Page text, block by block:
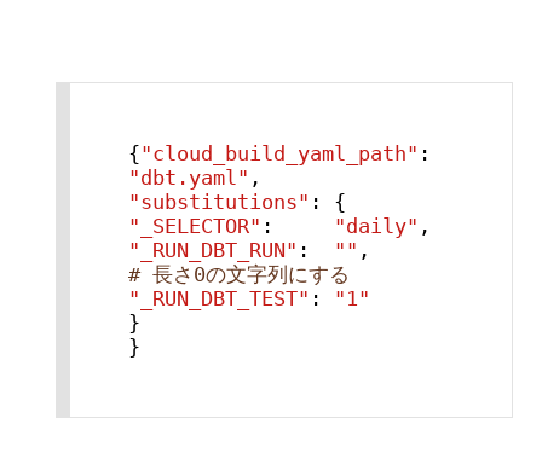
{"cloud_build_yaml_path" :
"dbt.yaml" ,
"substitutions" :
"_SELECTOR" : "daily" ,
"_RUN_DBT_RUN" : "" ,
# 長さ0の文字列にする
"_RUN_DBT_TEST" :
"1"
}
}